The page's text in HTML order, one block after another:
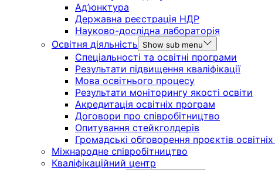
Ад’юнктура
Державна реєстрація НДР
Науково-дослідна лабораторія
Освітня діяльність
Show sub menu
Спеціальності та освітні програми
Результати підвищення кваліфікації
Мова освітнього процесу
Результати моніторингу якості освіти
Акредитація освітніх програм
Договори про співробітництво
Опитування стейкголдерів
Громадські обговорення проєктів
Міжнародне співробітництво
Кваліфікаційний центр